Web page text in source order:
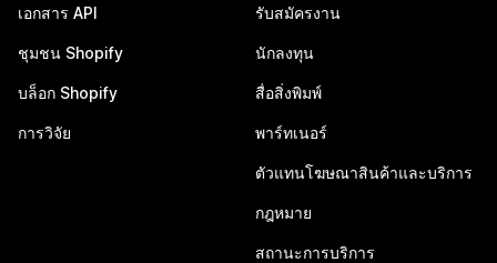
เอกสาร API
ชุมชน Shopify
บล็อก Shopify
การวิจัย
รับสมัครงาน
นักลงทุน
สื่อสิ่งพิมพ์
พาร์ทเนอร์
ตัวแทนโฆษณาสินค้าและบริการ
กฎหมาย
สถานะการบริการ